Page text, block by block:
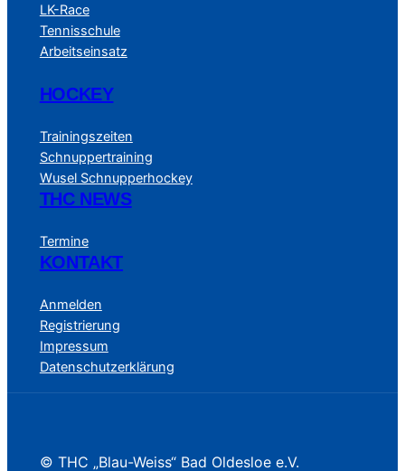
LK-Race
Tennisschule
Arbeitseinsatz
HOCKEY
Trainingszeiten
Schnuppertraining
Wusel Schnupperhockey
THC NEWS
Termine
KONTAKT
Anmelden
Registrierung
Impressum
Datenschutzerklärung
© THC „Blau-Weiss“ Bad Oldesloe e.V.